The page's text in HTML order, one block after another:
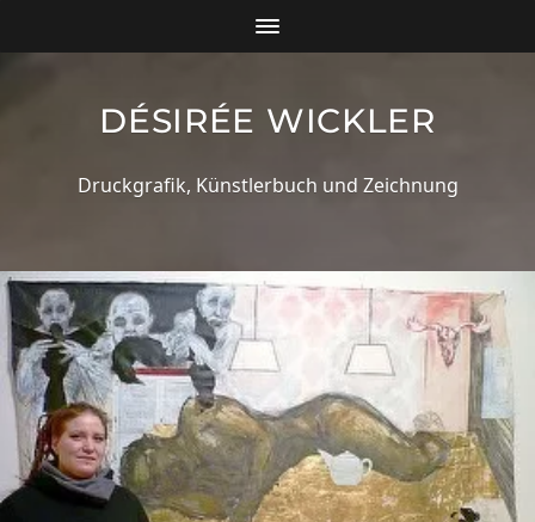
DÉSIRÉE WICKLER
Druckgrafik, Künstlerbuch und Zeichnung